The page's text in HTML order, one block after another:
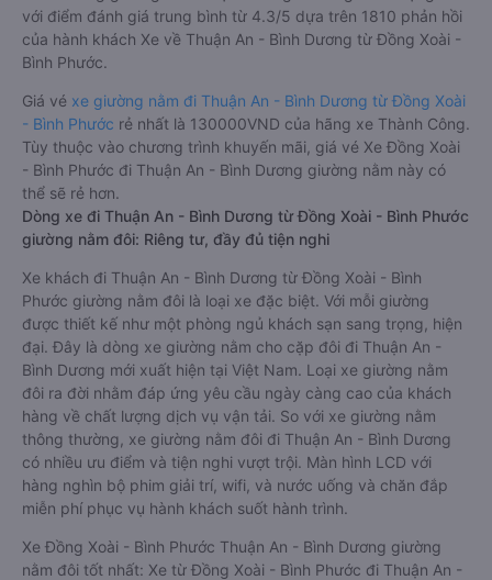
với điểm đánh giá trung bình từ 4.3/5 dựa trên 1810 phản hồi
của hành khách Xe về Thuận An - Bình Dương từ Đồng Xoài -
Bình Phước.
Giá vé xe giường nằm đi Thuận An - Bình Dương từ Đồng Xoài
- Bình Phước rẻ nhất là 130000VND của hãng xe Thành Công.
Tùy thuộc vào chương trình khuyến mãi, giá vé Xe Đồng Xoài
- Bình Phước đi Thuận An - Bình Dương giường nằm này có
thể sẽ rẻ hơn.
Dòng xe đi Thuận An - Bình Dương từ Đồng Xoài - Bình Phước
giường nằm đôi: Riêng tư, đầy đủ tiện nghi
Xe khách đi Thuận An - Bình Dương từ Đồng Xoài - Bình
Phước giường nằm đôi là loại xe đặc biệt. Với mỗi giường
được thiết kế như một phòng ngủ khách sạn sang trọng, hiện
đại. Đây là dòng xe giường nằm cho cặp đôi đi Thuận An -
Bình Dương mới xuất hiện tại Việt Nam. Loại xe giường nằm
đôi ra đời nhằm đáp ứng yêu cầu ngày càng cao của khách
hàng về chất lượng dịch vụ vận tải. So với xe giường nằm
thông thường, xe giường nằm đôi đi Thuận An - Bình Dương
có nhiều ưu điểm và tiện nghi vượt trội. Màn hình LCD với
hàng nghìn bộ phim giải trí, wifi, và nước uống và chăn đắp
miễn phí phục vụ hành khách suốt hành trình.
Xe Đồng Xoài - Bình Phước Thuận An - Bình Dương giường
nằm đôi tốt nhất: Xe từ Đồng Xoài - Bình Phước đi Thuận An -